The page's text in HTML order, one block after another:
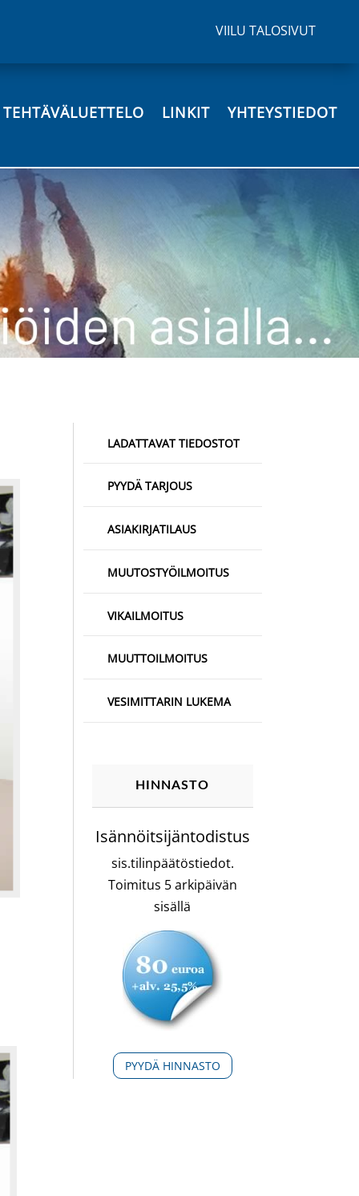
VIILU TALOSIVUT
LINKIT YHTEYSTIEDOT
LADATTAVAT TIEDOSTOT
PYYDÄ TARJOUS
ASIAKIRJATILAUS
MUUTOSTYÖILMOITUS
VIKAILMOITUS
MUUTTOILMOITUS
VESIMITTARIN LUKEMA
HINNASTO
Isännöitsijäntodistus
sis.tilinpäätöstiedot.
Toimitus 5 arkipäivän
sisällä
PYYDÄ HINNASTO